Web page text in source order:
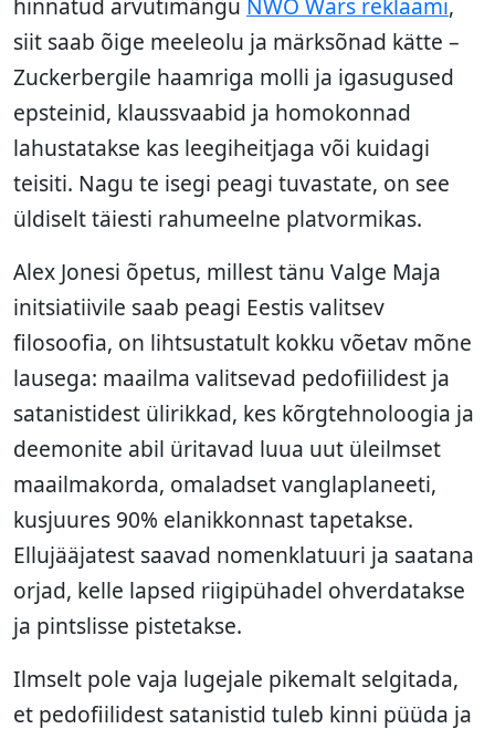
siit saab õige meeleolu ja märksõnad kätte –
Zuckerbergile haamriga molli ja igasugused
epsteinid, klaussvaabid ja homokonnad
lahustatakse kas leegiheitjaga või kuidagi
teisiti. Nagu te isegi peagi tuvastate, on see
üldiselt täiesti rahumeelne platvormikas.
Alex Jonesi õpetus, millest tänu Valge Maja
initsiatiivile saab peagi Eestis valitsev
filosoofia, on lihtsustatult kokku võetav mõne
lausega: maailma valitsevad pedofiilidest ja
satanistidest ülirikkad, kes kõrgtehnoloogia ja
deemonite abil üritavad luua uut üleilmset
maailmakorda, omaladset vanglaplaneeti,
kusjuures 90% elanikkonnast tapetakse.
Ellujääjatest saavad nomenklatuuri ja saatana
orjad, kelle lapsed riigipühadel ohverdatakse
ja pintslisse pistetakse.
Ilmselt pole vaja lugejale pikemalt selgitada,
et pedofiilidest satanistid tuleb kinni püüda ja